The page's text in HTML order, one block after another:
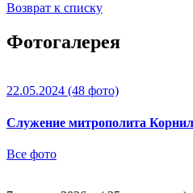
Возврат к списку
Фотогалерея
22.05.2024 (48 фото)
Служение митрополита
Все фото